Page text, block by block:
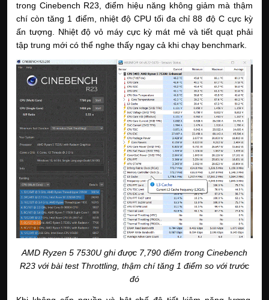
trong Cinebench R23, điểm hiệu năng không giảm mà thậm
chí còn tăng 1 điểm, nhiệt độ CPU tối đa chỉ 88 độ C cực kỳ
ấn tượng. Nhiệt độ vỏ máy cực kỳ mát mẻ và tiết quạt phải
tập trung mới có thể nghe thấy ngay cả khi chạy benchmark.
AMD Ryzen 5 7530U ghi được 7,790 điểm trong Cinebench
R23 với bài test Throttling, thậm chí tăng 1 điểm so với trước
đó